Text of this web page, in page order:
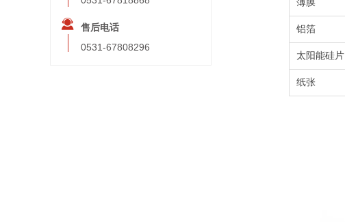
售后电话
0531-67808296
끤
薄膜
铝箔
太阳能硅片
纸张